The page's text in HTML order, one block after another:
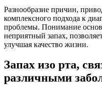
Разнообразие причин,
комплексного подхода к
проблемы. Понимание
неприятный запах,
улучшая качество жизни.
Запах изо рта,
различными